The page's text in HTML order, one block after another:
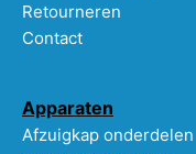
Retourneren
Contact
Apparaten
Afzuigkap onderdelen